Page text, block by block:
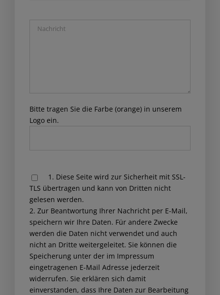
Bitte tragen Sie die Farbe (orange) in unserem
Logo ein.
leave
this
field
empty.
1. Diese Seite wird zur Sicherheit mit SSL-
TLS übertragen und kann von Dritten nicht
gelesen werden.
2. Zur Beantwortung Ihrer Nachricht per E-Mail,
speichern wir Ihre Daten. Für andere Zwecke
werden die Daten nicht verwendet und auch
nicht an Dritte weitergeleitet. Sie können die
Speicherung unter der im Impressum
eingetragenen E-Mail Adresse jederzeit
widerrufen. Sie erklären sich damit
einverstanden, dass Ihre Daten zur Bearbeitung